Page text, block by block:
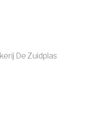
De Zuidplas